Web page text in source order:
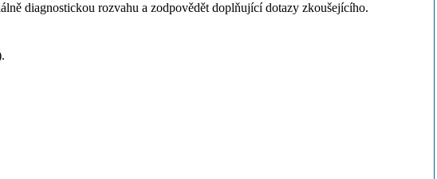
diagnostickou rozvahu a zodpovědět doplňující dotazy zkoušejícího.